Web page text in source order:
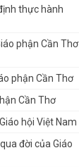
thực hành
phận Cần Thơ
phận Cần Thơ
Cần Thơ
hội Việt Nam
đời của Giáo